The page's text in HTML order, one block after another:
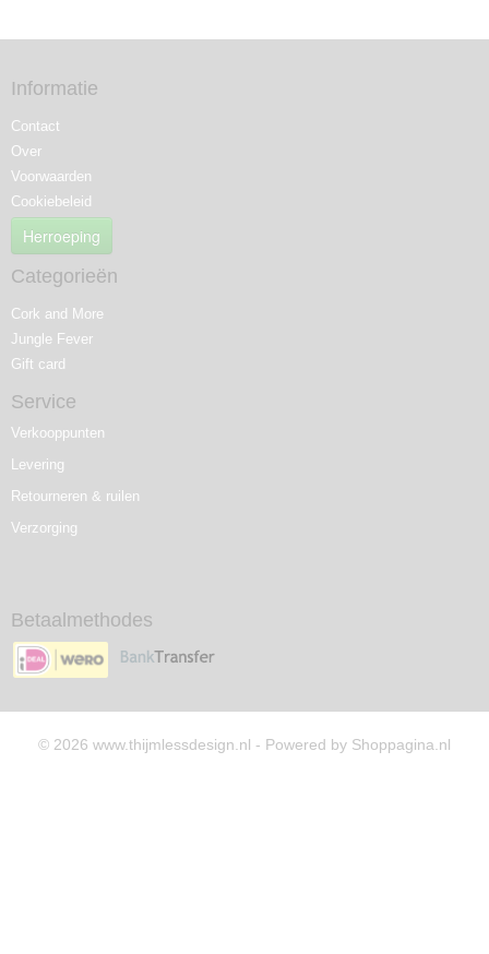
Informatie
Contact
Over
Voorwaarden
Cookiebeleid
Herroeping
Categorieën
Cork and More
Jungle Fever
Gift card
Service
Verkooppunten
Levering
Retourneren & ruilen
Verzorging
Betaalmethodes
© 2026 www.thijmlessdesign.nl - Powered by Shoppagina.nl